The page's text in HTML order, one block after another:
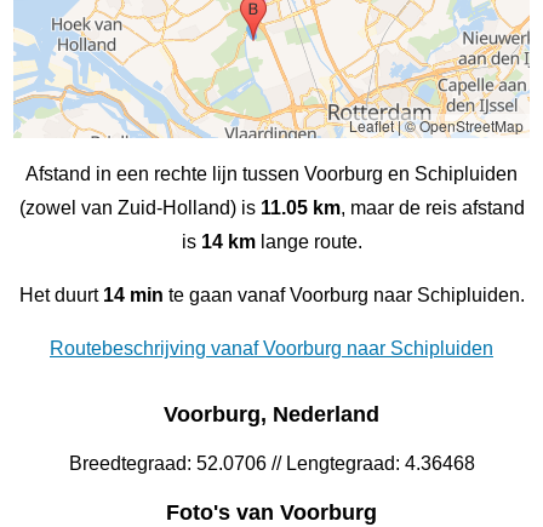
Leaflet|© OpenStreetMap
Afstand in een rechte lijn tussen Voorburg en Schipluiden
(zowel van Zuid-Holland) is 11.05 km, maar de reis afstand
is 14 kmlange route.
Het duurt 14 min te gaan vanaf Voorburg naar Schipluiden.
Routebeschrijving vanaf Voorburg naar Schipluiden
Voorburg, Nederland
Breedtegraad: 52.0706 // Lengtegraad: 4.36468
Foto's van Voorburg